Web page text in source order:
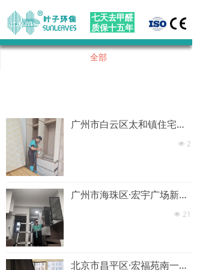
七天去甲醛
质保十五年
全部
广州市白云区太和镇住宅除甲醛施工现场
넶 2
广州市海珠区·宏宇广场新房除甲醛施工现场
넶 21
北京市昌平区·宏福苑南一冈新房除甲醛施工现场